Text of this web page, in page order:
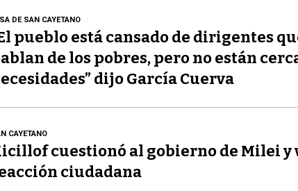
DE SAN CAYETANO
pueblo está cansado de dirigentes
de los pobres, pero no están
dijo García Cuerva
CAYETANO
cuestionó al gobierno de Milei y
ciudadana